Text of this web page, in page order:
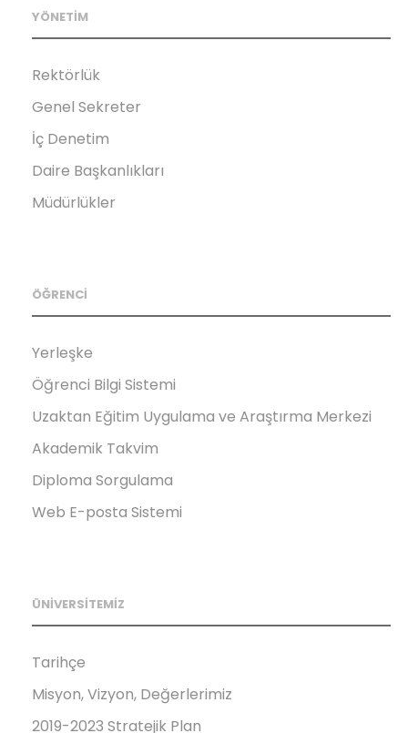
YÖNETİM
Rektörlük
Genel Sekreter
İç Denetim
Daire Başkanlıkları
Müdürlükler
ÖĞRENCİ
Yerleşke
Öğrenci Bilgi Sistemi
Uzaktan Eğitim Uygulama ve Araştırma Merkezi
Akademik Takvim
Diploma Sorgulama
Web E-posta Sistemi
ÜNİVERSİTEMİZ
Tarihçe
Misyon, Vizyon, Değerlerimiz
2019-2023 Stratejik Plan